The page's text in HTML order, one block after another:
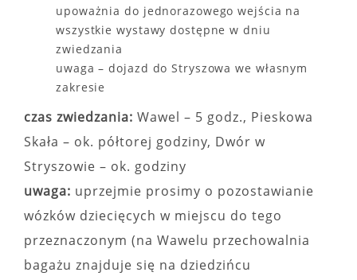
upoważnia do jednorazowego wejścia na
wszystkie wystawy dostępne w dniu
zwiedzania
uwaga – dojazd do Stryszowa we własnym
zakresie
czas zwiedzania: Wawel – 5 godz., Pieskowa
Skała – ok. półtorej godziny, Dwór w
Stryszowie – ok. godziny
uwaga: uprzejmie prosimy o pozostawianie
wózków dziecięcych w miejscu do tego
przeznaczonym (na Wawelu przechowalnia
bagażu znajduje się na dziedzińcu